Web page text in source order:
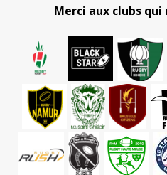
Merci aux clubs